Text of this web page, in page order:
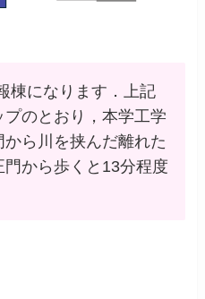
棟になります．上記
プのとおり，本学工学
ら川を挟んだ離れた
から歩くと13分程度